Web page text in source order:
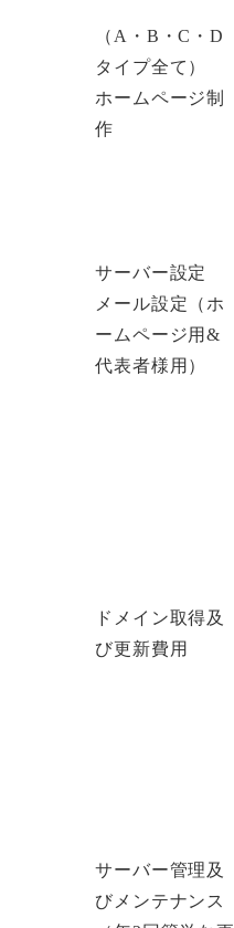
（A・B・C・D
タイプ全て）
ホームページ制
作
サーバー設定
メール設定（ホ
ームページ用&
代表者様用）
ドメイン取得及
び更新費用
サーバー管理及
びメンテナンス